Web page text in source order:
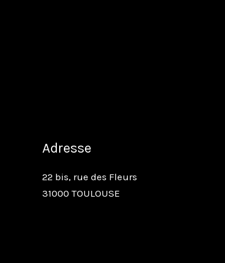
Adresse
22 bis, rue des Fleurs
31000 TOULOUSE